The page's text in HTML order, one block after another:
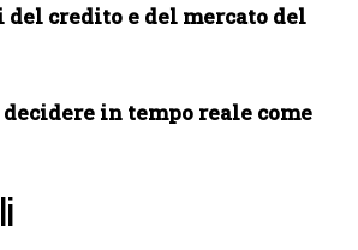
credito e del mercato del
in tempo reale come